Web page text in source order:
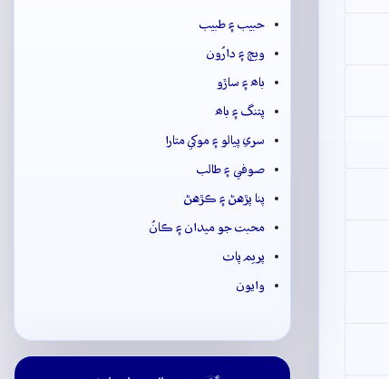
حبيب ۽ طبيب
ويڄ ۽ دارُون
باھ ۽ ساڙو
پتنگ ۽ باھ
سري پيالو ۽ موکي متارا
صوفي ۽ طالب
پنا پڙهڻ ۽ ڪڙهڻ
محبت جو ميدان ۽ ڪانُ
پريم پاٺ
وايون